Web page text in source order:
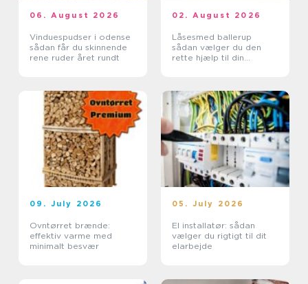
06. August 2026
Vinduespudser i odense
sådan får du skinnende
rene ruder året rundt
02. August 2026
Låsesmed ballerup
sådan vælger du den
rette hjælp til din
09. July 2026
Ovntørret brænde:
effektiv varme med
minimalt besvær
05. July 2026
El installatør: sådan
vælger du rigtigt til dit
elarbejde